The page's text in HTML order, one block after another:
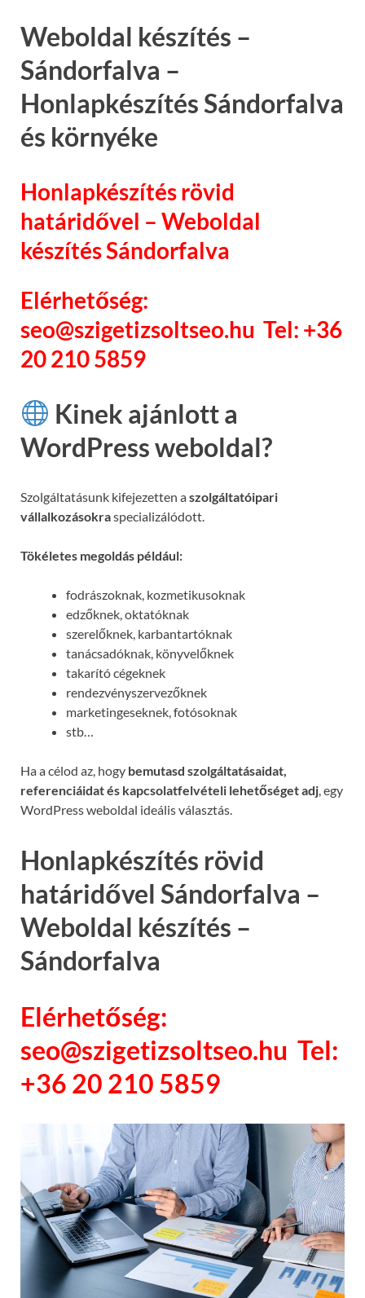
Weboldal készítés –
Sándorfalva –
Honlapkészítés Sándorfalva
és környéke
Honlapkészítés rövid
határidővel – Weboldal
készítés Sándorfalva
Elérhetőség:
seo@szigetizsoltseo.hu Tel: +36
20 210 5859
Kinek ajánlott a
WordPress weboldal?
Szolgáltatásunk kifejezetten aszolgáltatóipari
vállalkozásokraspecializálódott.
Tökéletes megoldás például:
fodrászoknak, kozmetikusoknak
edzőknek, oktatóknak
szerelőknek, karbantartóknak
tanácsadóknak, könyvelőknek
takarító cégeknek
rendezvényszervezőknek
marketingeseknek, fotósoknak
stb…
Ha a célod az, hogy bemutasd szolgáltatásaidat,
referenciáidat és kapcsolatfelvételi lehetőséget adj , egy
WordPress weboldal ideális választás.
Honlapkészítés rövid
határidővel Sándorfalva –
Weboldal készítés –
Sándorfalva
Elérhetőség:
seo@szigetizsoltseo.hu Tel:
+36 20 210 5859